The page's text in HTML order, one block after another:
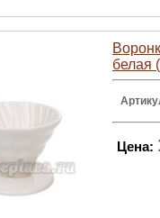
белая
Цена: